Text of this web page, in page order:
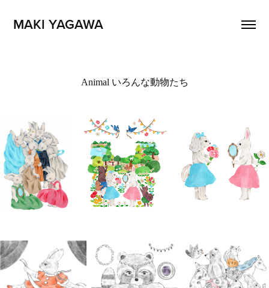
MAKI YAGAWA
Animal いろんな動物たち